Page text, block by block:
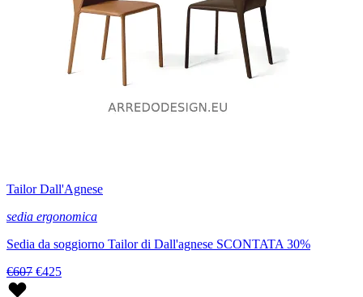
Tailor Dall'Agnese
sedia ergonomica
Sedia da soggiorno Tailor di Dall'agnese SCONTATA 30%
€607 €425